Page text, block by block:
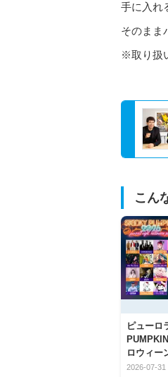
手に入れ
そのまま
※取り扱
こん
ピューロ
ロウィー
定！
2026-07-31